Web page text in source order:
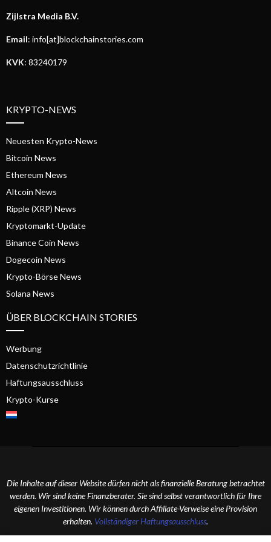
Zijlstra Media B.V.
Email: info[at]blockchainstories.com
KVK: 83240179
KRYPTO-NEWS
Neuesten Krypto-News
Bitcoin News
Ethereum News
Altcoin News
Ripple (XRP) News
Kryptomarkt-Update
Binance Coin News
Dogecoin News
Krypto-Börse News
Solana News
ÜBER BLOCKCHAIN STORIES
Werbung
Datenschutzrichtlinie
Haftungsausschluss
Krypto-Kurse
Die Inhalte auf dieser Website dürfen nicht als finanzielle Beratung betrachtet
werden. Wir sind keine Finanzberater. Sie sind selbst verantwortlich für Ihre
eigenen Investitionen. Wir können durch Affiliate-Verweise eine Provision
erhalten. Vollständiger Haftungsausschluss.